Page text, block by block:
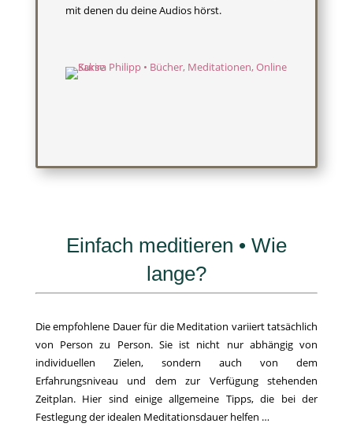
mit denen du deine Audios hörst.
Einfach meditieren • Wie
lange?
Die empfohlene Dauer für die Meditation variiert tatsächlich
von Person zu Person. Sie ist nicht nur abhängig von
individuellen Zielen, sondern auch von dem
Erfahrungsniveau und dem zur Verfügung stehenden
Zeitplan. Hier sind einige allgemeine Tipps, die bei der
Festlegung der idealen Meditationsdauer helfen …